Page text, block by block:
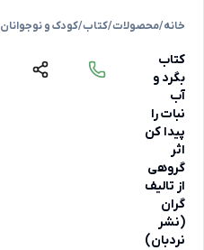
خانه/محصولات/کتاب/کودک و نوجوانان
کتاب
بگرد و
آب
نبات را
پیدا کن
اثر
گروهی
از تالیف
گران
(نشر
نردبان)